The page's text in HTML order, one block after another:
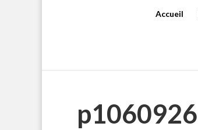
Accueil
p1060926